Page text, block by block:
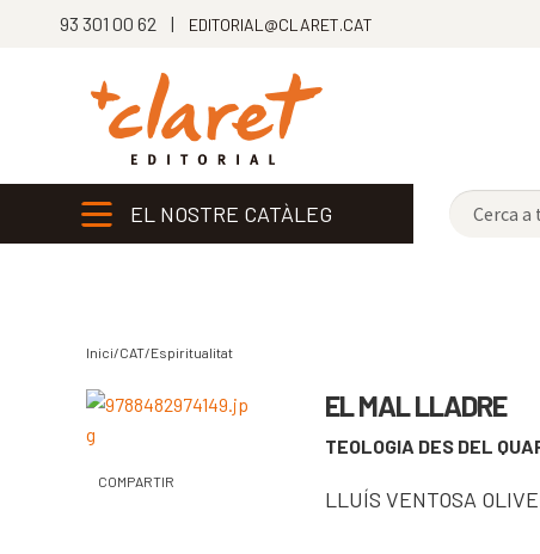
93 301 00 62 | EDITORIAL@CLARET.CAT
EL NOSTRE CATÀLEG
Inici/CAT/Espiritualitat
COMPARTIR
EL MAL LLADRE
TEOLOGIA DES DEL
LLUÍS VENTOSA